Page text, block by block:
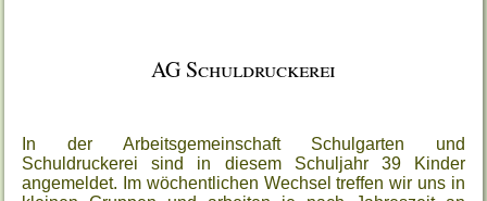
AG Schuldruckerei
In der Arbeitsgemeinschaft Schulgarten und
Schuldruckerei sind in diesem Schuljahr 39 Kinder
angemeldet. Im wöchentlichen Wechsel treffen wir uns in